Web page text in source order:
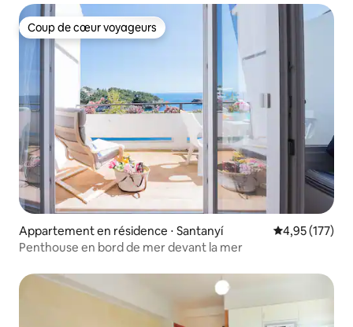
Coup de cœur voyageurs
Coup de cœur voyageurs
Appartement en résidence ⋅ Santanyí Évaluation
4,95 (177)
Penthouse en bord de mer devant la mer